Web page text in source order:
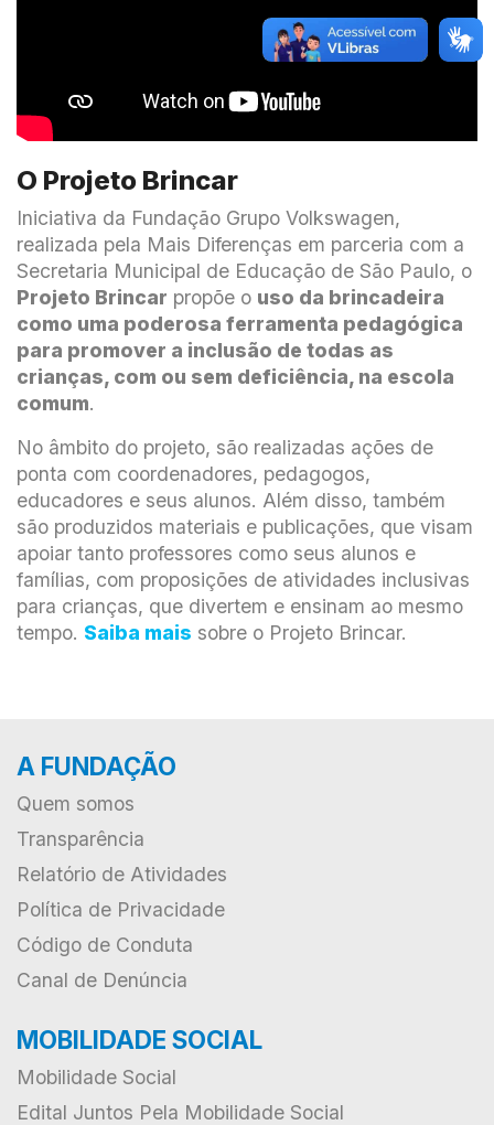
O Projeto Brincar
Iniciativa da Fundação Grupo Volkswagen,
realizada pela Mais Diferenças em parceria com a
Secretaria Municipal de Educação de São Paulo, o
Projeto Brincar propõe o uso da brincadeira
como uma poderosa ferramenta pedagógica
para promover a inclusão de todas as
crianças, com ou sem deficiência, na escola
comum.
No âmbito do projeto, são realizadas ações de
ponta com coordenadores, pedagogos,
educadores e seus alunos. Além disso, também
são produzidos materiais e publicações, que visam
apoiar tanto professores como seus alunos e
famílias, com proposições de atividades inclusivas
para crianças, que divertem e ensinam ao mesmo
tempo. Saiba mais sobre o Projeto Brincar.
A FUNDAÇÃO
Quem somos
Transparência
Relatório de Atividades
Política de Privacidade
Código de Conduta
Canal de Denúncia
MOBILIDADE SOCIAL
Mobilidade Social
Edital Juntos Pela Mobilidade Social